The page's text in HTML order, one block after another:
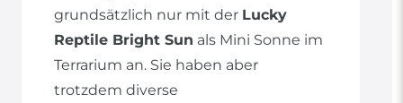
grundsätzlich nur mit der Lucky
Reptile Bright Sun als Mini Sonne im
Terrarium an. Sie haben aber
trotzdem diverse